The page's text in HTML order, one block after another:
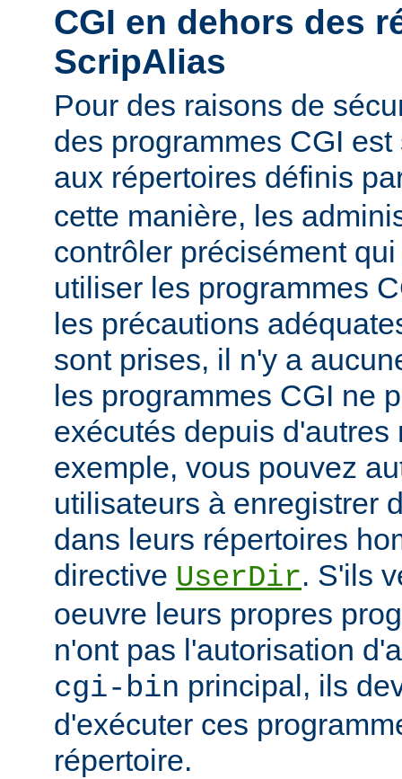
CGI en dehors des
ScripAlias
Pour des raisons de
des programmes CGI
aux répertoires définis
cette manière, les
contrôler précisément
utiliser les programmes
les précautions
sont prises, il n'y a
les programmes CGI ne
exécutés depuis d'autres
exemple, vous pouvez
utilisateurs à enregistrer
dans leurs répertoires
directive UserDir. S'ils
oeuvre leurs propres
n'ont pas l'autorisation
cgi-bin principal, ils
d'exécuter ces
répertoire.